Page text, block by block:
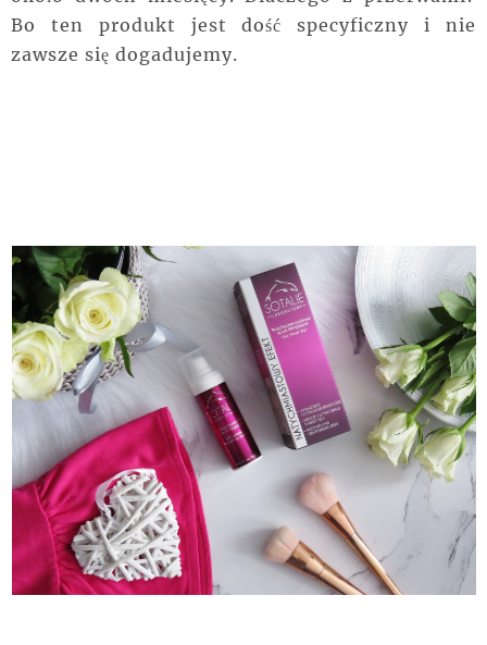
Bo ten produkt jest dość specyficzny i nie
zawsze się dogadujemy.